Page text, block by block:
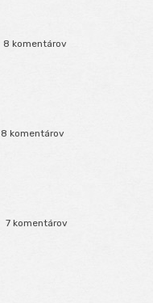
8 komentárov
8 komentárov
7 komentárov